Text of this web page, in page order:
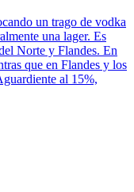
un trago de vodka
una lager. Es
Norte y Flandes. En
que en Flandes y los
al 15%,